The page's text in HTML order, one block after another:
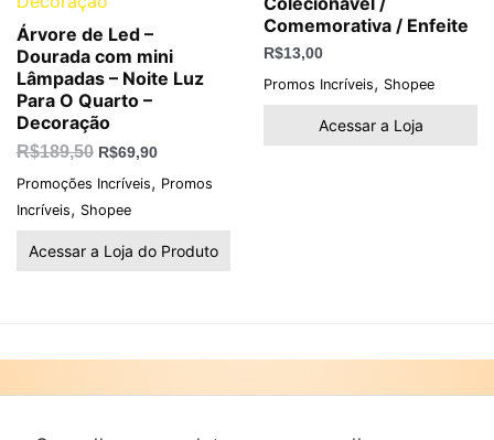
Árvore de Led –
Dourada com mini
Lâmpadas – Noite Luz
Para O Quarto –
Decoração
R$189,50 R$69,90
Promoções Incríveis, Promos
Incríveis, Shopee
Acessar a Loja do Produto
Comemorativa / Enfeite
R$13,00
Promos Incríveis, Shopee
Acessar a Loja